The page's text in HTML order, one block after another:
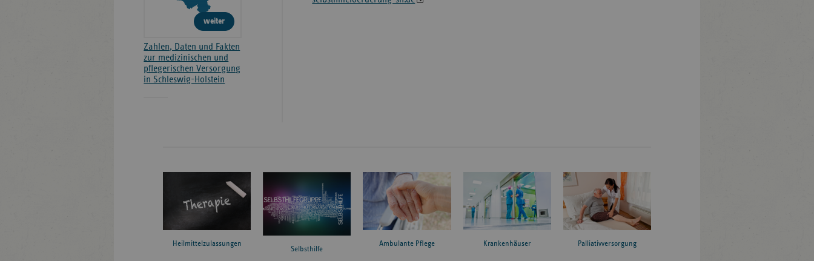
weiter
Zahlen, Daten und Fakten
zur medizinischen und
pflegerischen Versorgung
in Schleswig-Holstein
Heilmittelzulassungen
Selbsthilfe
Ambulante Pflege Krankenhäuser Palliativversorgung